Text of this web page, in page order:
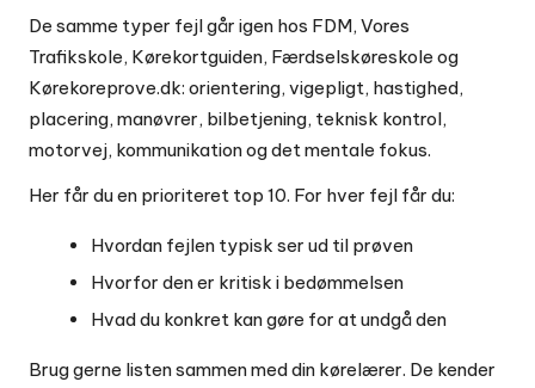
De samme typer fejl går igen hos FDM, Vores
Trafikskole, Kørekortguiden, Færdselskøreskole og
Kørekoreprove.dk: orientering, vigepligt, hastighed,
placering, manøvrer, bilbetjening, teknisk kontrol,
motorvej, kommunikation og det mentale fokus.
Her får du en prioriteret top 10. For hver fejl får du:
Hvordan fejlen typisk ser ud til prøven
Hvorfor den er kritisk i bedømmelsen
Hvad du konkret kan gøre for at undgå den
Brug gerne listen sammen med din kørelærer. De kender